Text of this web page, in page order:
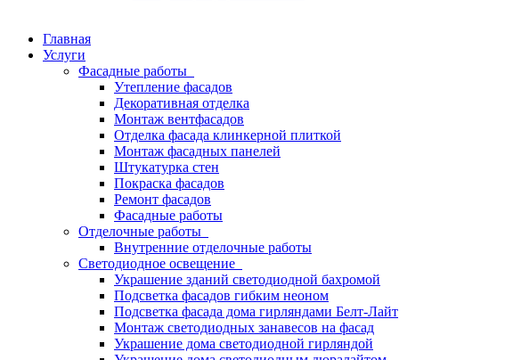
Главная
Услуги
Фасадные работы
Утепление фасадов
Декоративная отделка
Монтаж вентфасадов
Отделка фасада клинкерной плиткой
Монтаж фасадных панелей
Штукатурка стен
Покраска фасадов
Ремонт фасадов
Фасадные работы
Отделочные работы
Внутренние отделочные работы
Светодиодное освещение
Украшение зданий светодиодной бахромой
Подсветка фасадов гибким неоном
Подсветка фасада дома гирляндами Белт-Лайт
Монтаж светодиодных занавесов на фасад
Украшение дома светодиодной гирляндой